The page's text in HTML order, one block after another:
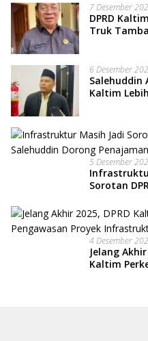
7 Desember
DPRD
Truk
6 Desember
Salehuddin
Kaltim
5 Desember
Sorotan
Penajaman
Anggaran
4 Desember
Jelang Akhir
Kaltim